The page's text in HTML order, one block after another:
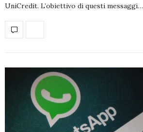
UniCredit. L’obiettivo di questi messaggi…